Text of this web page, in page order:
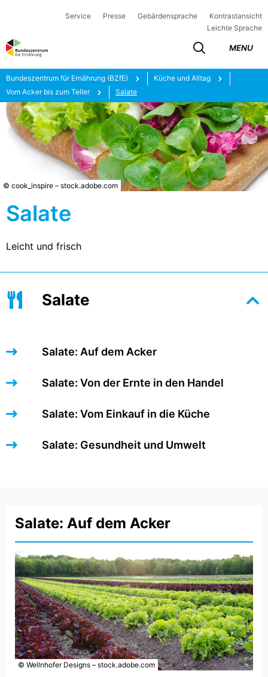
Service Presse Gebärdensprache
Kontrastansicht
Leichte Sprache
MENU
Bundeszentrum für Ernährung (BZfE)
Küche und Alltag
Vom Acker bis zum Teller
Salate
Salate
Leicht und frisch
© cook_inspire – stock.adobe.com
Salate
Salate: Auf dem Acker
Salate: Von der Ernte in den Handel
Salate: Vom Einkauf in die Küche
Salate: Gesundheit und Umwelt
© Wellnhofer Designs – stock.adobe.com
Salate: Auf dem Acker